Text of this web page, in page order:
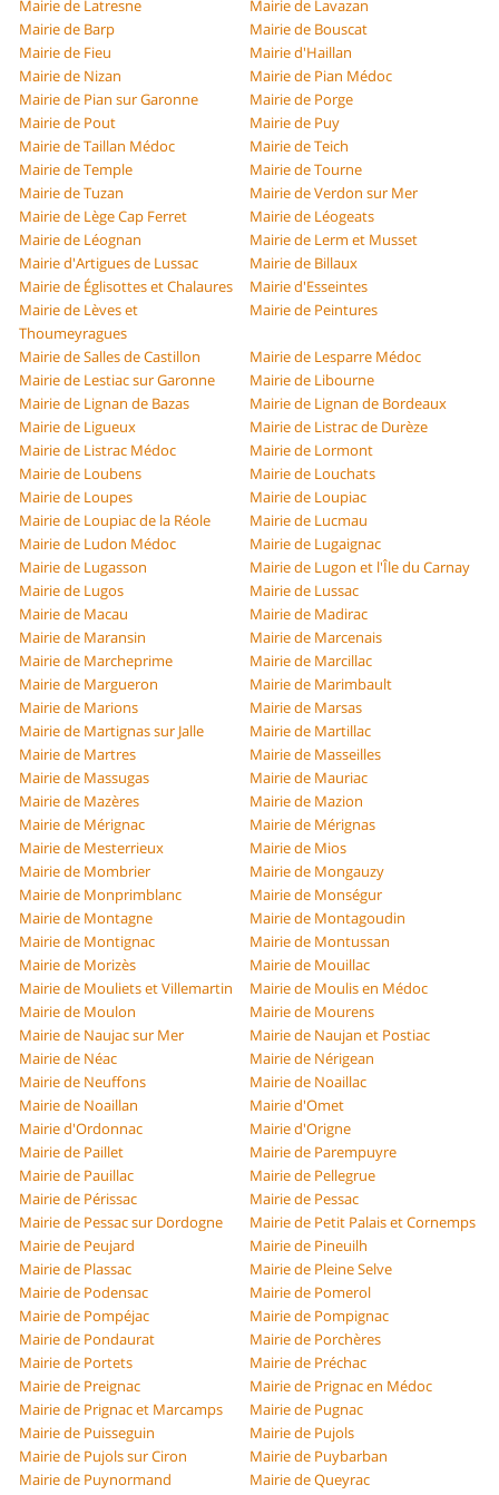
Mairie de Latresne
Mairie de Lavazan
Mairie de Barp
Mairie de Bouscat
Mairie de Fieu
Mairie d'Haillan
Mairie de Nizan
Mairie de Pian Médoc
Mairie de Pian sur Garonne
Mairie de Porge
Mairie de Pout
Mairie de Puy
Mairie de Taillan Médoc
Mairie de Teich
Mairie de Temple
Mairie de Tourne
Mairie de Tuzan
Mairie de Verdon sur Mer
Mairie de Lège Cap Ferret
Mairie de Léogeats
Mairie de Léognan
Mairie de Lerm et Musset
Mairie d'Artigues de Lussac
Mairie de Billaux
Mairie de Églisottes et Chalaures
Mairie d'Esseintes
Mairie de Lèves et
Thoumeyragues
Mairie de Peintures
Mairie de Salles de Castillon
Mairie de Lesparre Médoc
Mairie de Lestiac sur Garonne
Mairie de Libourne
Mairie de Lignan de Bazas
Mairie de Lignan de Bordeaux
Mairie de Ligueux
Mairie de Listrac de Durèze
Mairie de Listrac Médoc
Mairie de Lormont
Mairie de Loubens
Mairie de Louchats
Mairie de Loupes
Mairie de Loupiac
Mairie de Loupiac de la Réole
Mairie de Lucmau
Mairie de Ludon Médoc
Mairie de Lugaignac
Mairie de Lugasson
Mairie de Lugon et l'Île du Carnay
Mairie de Lugos
Mairie de Lussac
Mairie de Macau
Mairie de Madirac
Mairie de Maransin
Mairie de Marcenais
Mairie de Marcheprime
Mairie de Marcillac
Mairie de Margueron
Mairie de Marimbault
Mairie de Marions
Mairie de Marsas
Mairie de Martignas sur Jalle
Mairie de Martillac
Mairie de Martres
Mairie de Masseilles
Mairie de Massugas
Mairie de Mauriac
Mairie de Mazères
Mairie de Mazion
Mairie de Mérignac
Mairie de Mérignas
Mairie de Mesterrieux
Mairie de Mios
Mairie de Mombrier
Mairie de Mongauzy
Mairie de Monprimblanc
Mairie de Monségur
Mairie de Montagne
Mairie de Montagoudin
Mairie de Montignac
Mairie de Montussan
Mairie de Morizès
Mairie de Mouillac
Mairie de Mouliets et Villemartin
Mairie de Moulis en Médoc
Mairie de Moulon
Mairie de Mourens
Mairie de Naujac sur Mer
Mairie de Naujan et Postiac
Mairie de Néac
Mairie de Nérigean
Mairie de Neuffons
Mairie de Noaillac
Mairie de Noaillan
Mairie d'Omet
Mairie d'Ordonnac
Mairie d'Origne
Mairie de Paillet
Mairie de Parempuyre
Mairie de Pauillac
Mairie de Pellegrue
Mairie de Périssac
Mairie de Pessac
Mairie de Pessac sur Dordogne
Mairie de Petit Palais et Cornemps
Mairie de Peujard
Mairie de Pineuilh
Mairie de Plassac
Mairie de Pleine Selve
Mairie de Podensac
Mairie de Pomerol
Mairie de Pompéjac
Mairie de Pompignac
Mairie de Pondaurat
Mairie de Porchères
Mairie de Portets
Mairie de Préchac
Mairie de Preignac
Mairie de Prignac en Médoc
Mairie de Prignac et Marcamps
Mairie de Pugnac
Mairie de Puisseguin
Mairie de Pujols
Mairie de Pujols sur Ciron
Mairie de Puybarban
Mairie de Puynormand
Mairie de Queyrac